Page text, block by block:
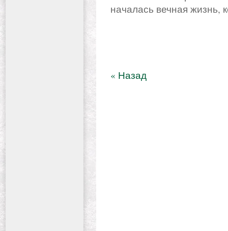
началась вечная жизнь,
« Назад